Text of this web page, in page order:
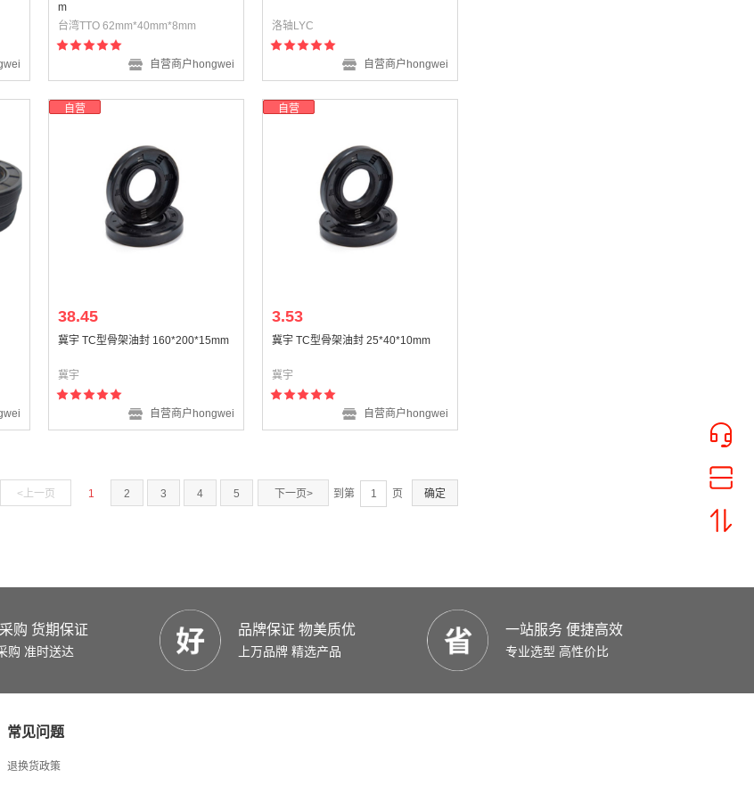
m
台湾TTO 62mm*40mm*8mm
自营商户hongwei
洛轴LYC
自营商户hongwei
38.45
冀宇 TC型骨架油封 160*200*15mm
冀宇
自营
自营商户hongwei
3.53
冀宇 TC型骨架油封 25*40*10mm
冀宇
自营
自营商户hongwei
<上一页 1 2 3 4 5 下一页> 到第 页 确定
购 货期保证
购 准时送达
品牌保证 物美质优
上万品牌 精选产品
一站服务 便捷高效
专业选型 高性价比
常见问题
退换货政策